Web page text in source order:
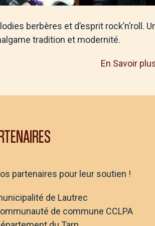
berbères et d’esprit rock’n’roll.
tradition et modernité.
En Savoir
partenaires pour leur soutien !
de Lautrec
de commune CCLPA